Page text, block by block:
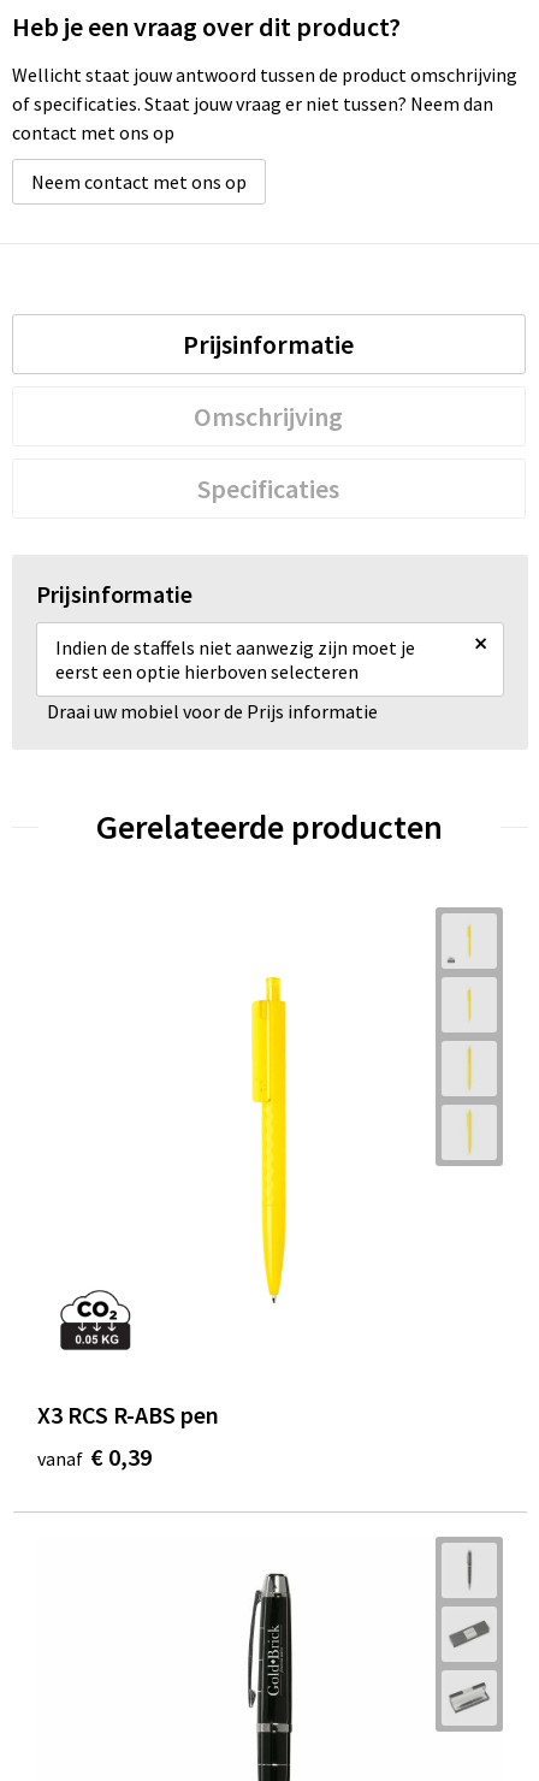
Heb je een vraag over dit product?
Wellicht staat jouw antwoord tussen de product omschrijving
of specificaties. Staat jouw vraag er niet tussen? Neem dan
contact met ons op
Neem contact met ons op
Prijsinformatie
Omschrijving
Specificaties
Prijsinformatie
Indien de staffels niet aanwezig zijn moet je
eerst een optie hierboven selecteren
×
Draai uw mobiel voor de Prijs informatie
Gerelateerde producten
X3 RCS R-ABS pen
vanaf € 0,39